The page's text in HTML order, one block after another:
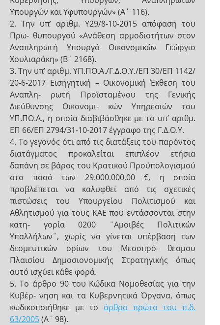
Υπουργών και Υφυπουργών» (Α΄ 116).
2. Την υπ’ αριθμ. Υ29/8-10-2015 απόφαση του
Πρω- θυπουργού «Ανάθεση αρμοδιοτήτων στον
Αναπληρωτή Υπουργό Οικονομικών Γεώργιο
Χουλιαράκη» (Β΄ 2168).
3. Την υπ’ αριθμ. ΥΠ.ΠΟ.Α./Γ.Δ.Ο.Υ./ΕΠ 30/ΕΠ 1142/
20-6-2017 Εισηγητική – Οικονομική Έκθεση του
Αναπλη- ρωτή Προϊσταμένου της Γενικής
Διεύθυνσης Οικονομι- κών Υπηρεσιών του
ΥΠ.ΠΟ.Α., η οποία διαβιβάσθηκε με το υπ’ αριθμ.
ΕΠ 66/ΕΠ 2794/31-10-2017 έγγραφο της Γ.Δ.Ο.Υ.
4. Το γεγονός ότι από τις διατάξεις του παρόντος
διατάγματος προκαλείται επιπλέον ετήσια
δαπάνη σε βάρος του Κρατικού Προϋπολογισμού
στο ποσό των 29.000.000,00 €, η οποία
προβλέπεται να καλυφθεί από τις σχετικές
πιστώσεις του Υπουργείου Πολιτισμού και
Αθλητισμού για τους ΚΑΕ που εντάσσονται στην
κατη- γορία 0200 ¨Αμοιβές Πολιτικών
Υπαλλήλων¨, χωρίς να γίνεται υπέρβαση των
δεσμευτικών ορίων του Μεσοπρό- θεσμου
Πλαισίου Δημοσιονομικής Στρατηγικής όπως
αυτό ισχύει κάθε φορά.
5. Το άρθρο 90 του Κώδικα Νομοθεσίας για την
Κυβέρ- νηση και τα Κυβερνητικά Όργανα, όπως
κωδικοποιήθηκε με το άρθρο πρώτο του π.δ.
63/2005(Α΄ 98).